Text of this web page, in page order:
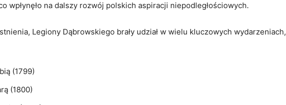
wpłynęło na dalszy rozwój polskich aspiracji niepodległościowych.
Legiony Dąbrowskiego brały udział w wielu kluczowych wydarzeniach,
(1799)
(1800)